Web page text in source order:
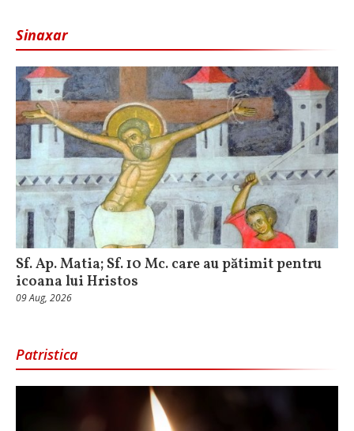
Sinaxar
Sf. Ap. Matia; Sf. 10 Mc. care au pătimit pentru
icoana lui Hristos
09 Aug, 2026
Patristica